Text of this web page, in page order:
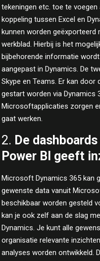
tekeningen etc. toe te voegen
koppeling tussen Excel en
kunnen worden
werkblad. Hierbij is het
bijbehorende informatie
aangepast in Dynamics. De
Skype en Teams. Er kan
gestart worden via Dynamics
Microsoftapplicaties zorgen
gaat werken.
2. De
Power BI geeft
Microsoft Dynamics 365 kan
gewenste data vanuit
beschikbaar worden gesteld
kan je ook zelf aan de slag
Dynamics. Je kunt alle
organisatie relevante
analyses worden ontwikkeld.